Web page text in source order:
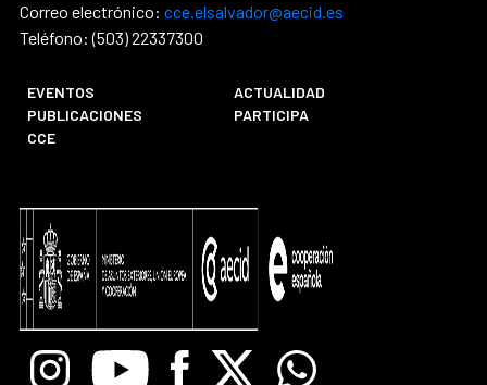
Correo electrónico: cce.elsalvador@aecid.es
Teléfono: (503) 22337300
EVENTOS
ACTUALIDAD
PUBLICACIONES
PARTICIPA
CCE
InstagramYoutube Facebook
X Whatsapp